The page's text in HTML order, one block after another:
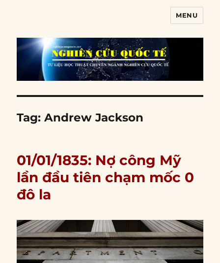
MENU
Tag:Andrew Jackson
01/01/1835: Nợ công Mỹ
lần đầu tiên chạm mốc 0
đô la